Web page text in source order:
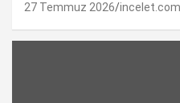
27 Temmuz 2026 incelet.com